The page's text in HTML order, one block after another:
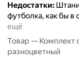
Недостатки:
футболка, как бы в
ещё
Товар — Комплект
разноцветный